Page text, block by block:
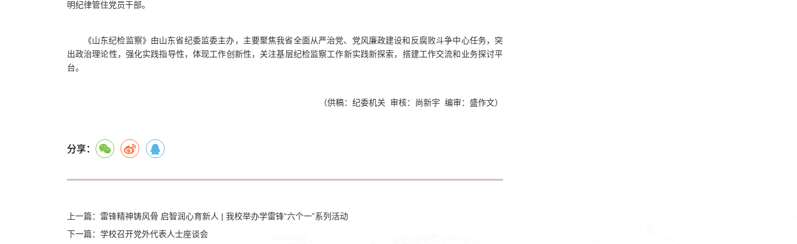
明纪律管住党员干部。
《山东纪检监察》由山东省纪委监委主办，主要聚焦我省全面从严治党、党风廉政建设和反腐败斗争中心任务，突
出政治理论性，强化实践指导性，体现工作创新性，关注基层纪检监察工作新实践新探索，搭建工作交流和业务探讨平
台。
（供稿：纪委机关 审核：尚新宇 编审：盛作文）
分享：
上一篇：雷锋精神铸风骨 启智润心育新人 | 我校举办学雷锋“六个一”系列活动
下一篇：学校召开党外代表人士座谈会